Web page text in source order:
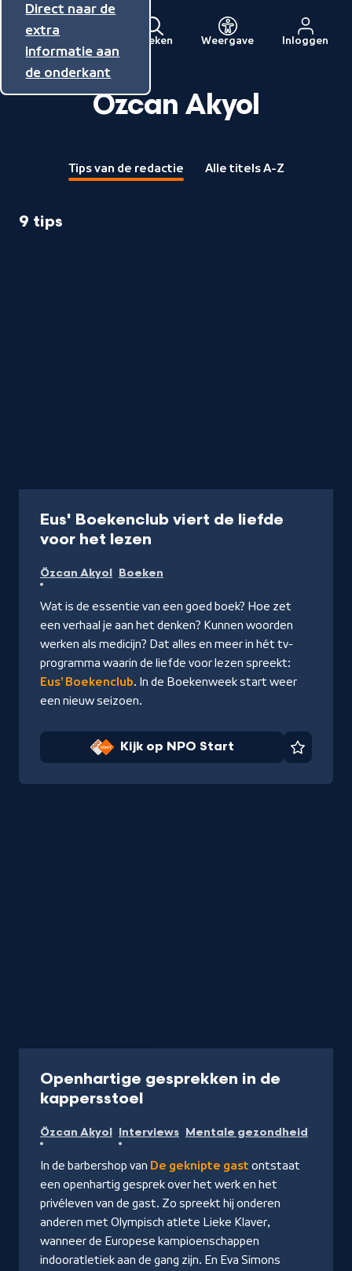
Direct naar de
inhoud
Direct naar de
hoofdnavigatie
Direct naar de
extra
informatie aan
de onderkant
Menu
Naar
de
beginpagina
Zoeken Weergave Inloggen
Özcan Akyol
Tips van de redactie Alle titels A-Z
9 tips
Eus' Boekenclub viert de liefde
voor het lezen
op
Start
Özcan Akyol Boeken
Wat is de essentie van een goed boek? Hoe zet
een verhaal je aan het denken? Kunnen woorden
werken als medicijn? Dat alles en meer in hét tv-
programma waarin de liefde voor lezen spreekt:
Eus' Boekenclub. In de Boekenweek start weer
een nieuw seizoen.
Kijk op NPO Start
Openhartige gesprekken in de
kappersstoel-
op
NPO
Start
Özcan Akyol Interviews Mentale gezondheid
In de barbershop van De geknipte gast ontstaat
een openhartig gesprek over het werk en het
privéleven van de gast. Zo spreekt hij onderen
anderen met Olympisch atlete Lieke Klaver,
wanneer de Europese kampioenschappen
indooratletiek aan de gang zijn. En Eva Simons